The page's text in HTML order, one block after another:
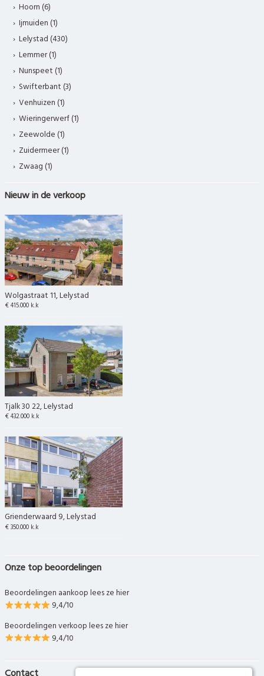
Hoorn (6)
Ijmuiden (1)
Lelystad (430)
Lemmer (1)
Nunspeet (1)
Swifterbant (3)
Venhuizen (1)
Wieringerwerf (1)
Zeewolde (1)
Zuidermeer (1)
Zwaag (1)
Nieuw in de verkoop
Wolgastraat 11, Lelystad
€ 415.000 k.k
Tjalk 30 22, Lelystad
€ 432.000 k.k
Grienderwaard 9, Lelystad
€ 350.000 k.k
Onze top beoordelingen
Beoordelingen aankoop lees ze hier
9,4/10
Beoordelingen verkoop lees ze hier
9,4/10